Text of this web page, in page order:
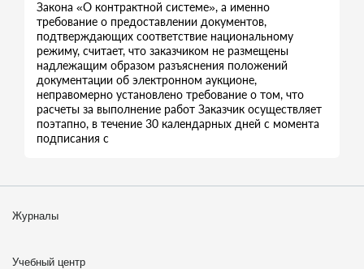
Закона «О контрактной системе», а именно
требование о предоставлении документов,
подтверждающих соответствие национальному
режиму, считает, что заказчиком не размещены
надлежащим образом разъяснения положений
документации об электронном аукционе,
неправомерно установлено требование о том, что
расчеты за выполнение работ Заказчик осуществляет
поэтапно, в течение 30 календарных дней с момента
подписания с
Журналы
Учебный центр